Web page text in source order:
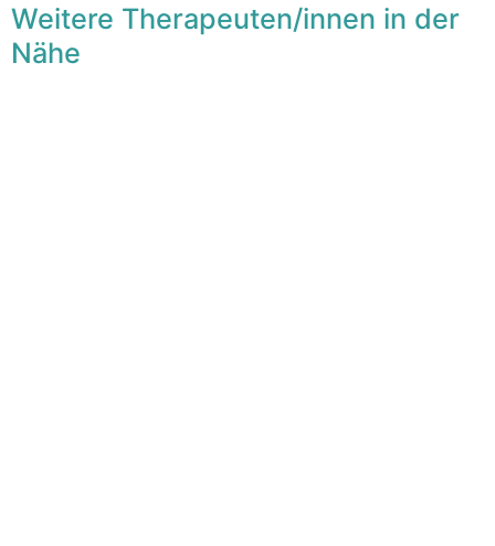
Weitere Therapeuten/innen in der
Nähe